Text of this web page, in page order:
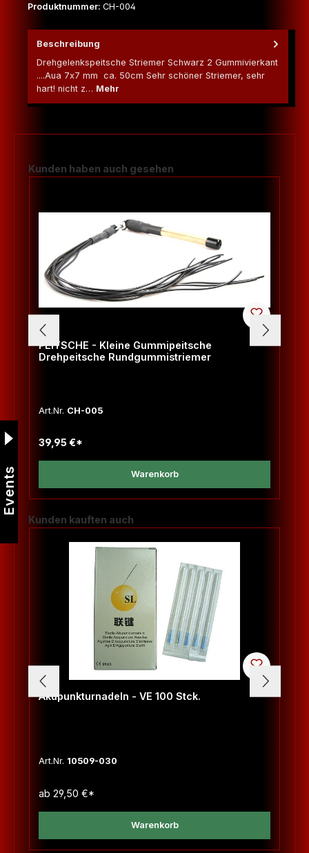
Produktnummer: CH-004
Beschreibung
Drehgelenkspeitsche Striemer Schwarz 2 Gummivierkant
....Aua 7x7 mm ca. 50cm Sehr schöner Striemer, sehr
hart! nicht z… Mehr
Produktgalerie überspringen
Kunden haben auch gesehen
PEITSCHE - Kleine Gummipeitsche
Drehpeitsche Rundgummistriemer
Art.Nr. CH-005
39,95 €*
Warenkorb
Produktgalerie überspringen
Kunden kauften auch
Akupunkturnadeln - VE 100 Stck.
Art.Nr. 10509-030
ab 29,50 €*
Warenkorb
Events